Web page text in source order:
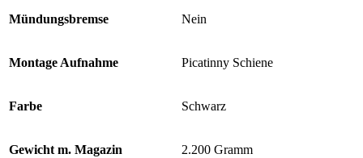
Mündungsbremse Nein
Montage Aufnahme Picatinny Schiene
Farbe Schwarz
Gewicht m. Magazin 2.200 Gramm